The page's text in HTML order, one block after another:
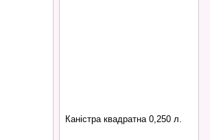
Каністра квадратна 0,250 л.